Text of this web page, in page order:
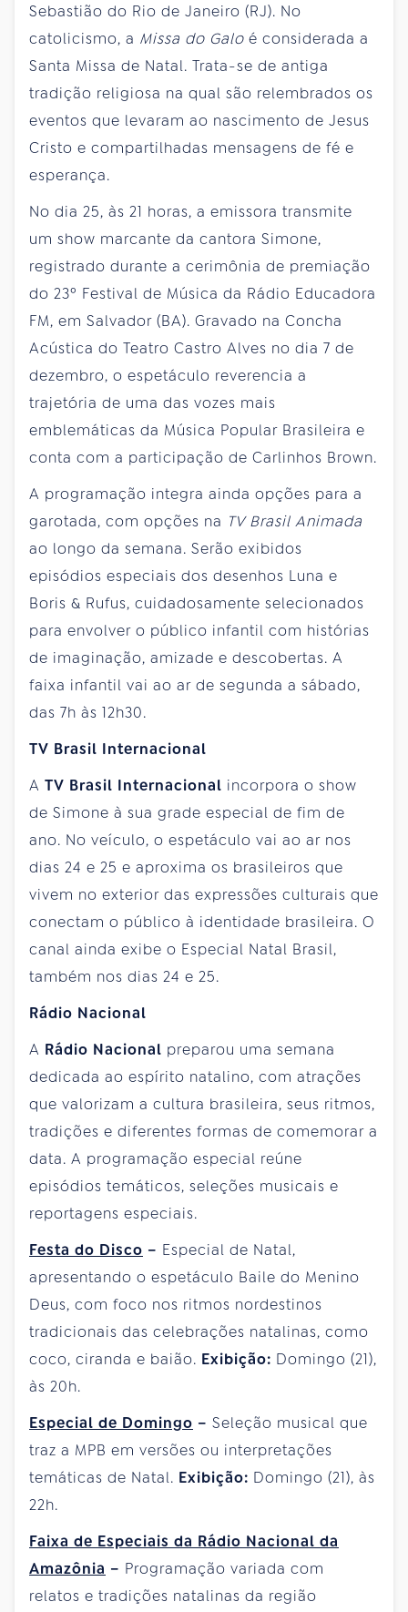
Sebastião do Rio de Janeiro (RJ). No
catolicismo, a Missa do Galo é considerada a
Santa Missa de Natal. Trata-se de antiga
tradição religiosa na qual são relembrados os
eventos que levaram ao nascimento de Jesus
Cristo e compartilhadas mensagens de fé e
esperança.
No dia 25, às 21 horas, a emissora transmite
um show marcante da cantora Simone,
registrado durante a cerimônia de premiação
do 23º Festival de Música da Rádio Educadora
FM, em Salvador (BA). Gravado na Concha
Acústica do Teatro Castro Alves no dia 7 de
dezembro, o espetáculo reverencia a
trajetória de uma das vozes mais
emblemáticas da Música Popular Brasileira e
conta com a participação de Carlinhos Brown.
A programação integra ainda opções para a
garotada, com opções na TV Brasil Animada
ao longo da semana. Serão exibidos
episódios especiais dos desenhos Luna e
Boris & Rufus, cuidadosamente selecionados
para envolver o público infantil com histórias
de imaginação, amizade e descobertas. A
faixa infantil vai ao ar de segunda a sábado,
das 7h às 12h30.
TV Brasil Internacional
A TV Brasil Internacional incorpora o show
de Simone à sua grade especial de fim de
ano. No veículo, o espetáculo vai ao ar nos
dias 24 e 25 e aproxima os brasileiros que
vivem no exterior das expressões culturais que
conectam o público à identidade brasileira. O
canal ainda exibe o Especial Natal Brasil,
também nos dias 24 e 25.
Rádio Nacional
A Rádio Nacional preparou uma semana
dedicada ao espírito natalino, com atrações
que valorizam a cultura brasileira, seus ritmos,
tradições e diferentes formas de comemorar a
data. A programação especial reúne
episódios temáticos, seleções musicais e
reportagens especiais.
Festa do Disco – Especial de Natal,
apresentando o espetáculo Baile do Menino
Deus, com foco nos ritmos nordestinos
tradicionais das celebrações natalinas, como
coco, ciranda e baião. Exibição: Domingo (21),
às 20h.
Especial de Domingo – Seleção musical que
traz a MPB em versões ou interpretações
temáticas de Natal. Exibição: Domingo (21), às
22h.
Faixa de Especiais da Rádio Nacional da
Amazônia – Programação variada com
relatos e tradições natalinas da região